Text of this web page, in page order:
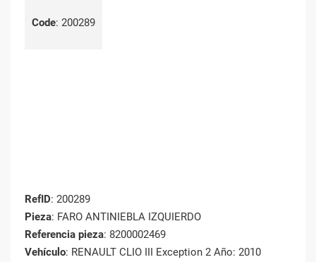
Code: 200289
RefID: 200289
Pieza: FARO ANTINIEBLA IZQUIERDO
Referencia pieza: 8200002469
Vehículo: RENAULT CLIO III Exception 2 Año: 2010